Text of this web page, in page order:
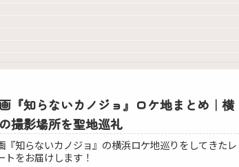
『知らないカノジョ』ロケ地まとめ｜横
撮影場所を聖地巡礼
『知らないカノジョ』の横浜ロケ地巡りをしてきたレ
トをお届けします！